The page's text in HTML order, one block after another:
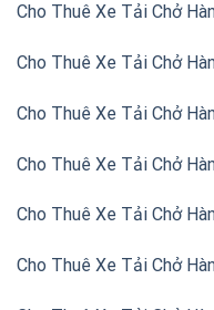
Cho Thuê Xe Tải Chở
Cho Thuê Xe Tải Chở
Cho Thuê Xe Tải Chở
Cho Thuê Xe Tải Chở
Cho Thuê Xe Tải Chở
Cho Thuê Xe Tải Chở